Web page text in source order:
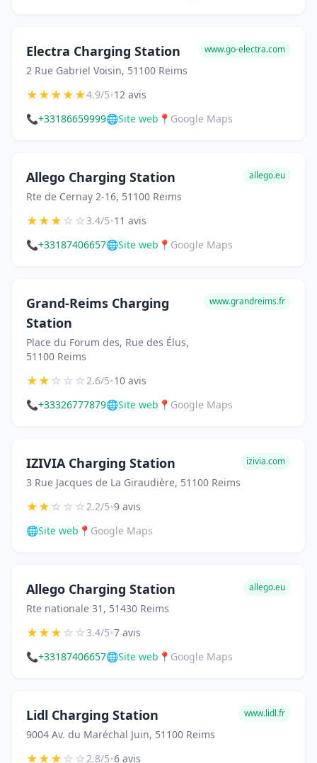
Electra Charging Station
2 Rue Gabriel Voisin, 51100 Reims
www.go-electra.com
★★★★★4.9/5•12 avis
📞+33186659999🌐Site web 📍 Google Maps
Allego Charging Station
Rte de Cernay 2-16, 51100 Reims
allego.eu
★★★☆☆3.4/5•11 avis
📞+33187406657🌐Site web 📍 Google Maps
Grand-Reims Charging
Station
Place du Forum des, Rue des Élus,
51100 Reims
www.grandreims.fr
★★☆☆☆2.6/5•10 avis
📞+33326777879🌐Site web 📍 Google Maps
IZIVIA Charging Station
3 Rue Jacques de La Giraudière, 51100 Reims
izivia.com
★★☆☆☆2.2/5•9 avis
🌐Site web 📍 Google Maps
Allego Charging Station
Rte nationale 31, 51430 Reims
allego.eu
★★★☆☆3.4/5•7 avis
📞+33187406657🌐Site web 📍 Google Maps
Lidl Charging Station
9004 Av. du Maréchal Juin, 51100 Reims
www.lidl.fr
★★★☆☆2.8/5•6 avis